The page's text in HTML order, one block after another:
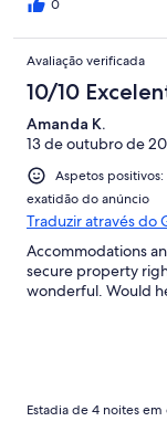
0
Avaliação verificada
10/10
Amanda K.
13 de outubro de
Aspetos
exatidão do anúncio
Traduzir através do
Accommodations
secure property
wonderful. Would
Estadia de 4 noites